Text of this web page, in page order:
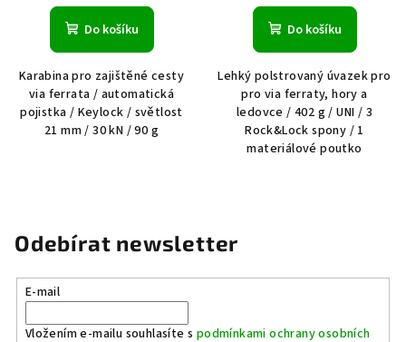
Do košíku
Karabina pro zajištěné cesty
via ferrata / automatická
pojistka / Keylock / světlost
21 mm / 30 kN / 90 g
Do košíku
Lehký polstrovaný úvazek pro
pro via ferraty, hory a
ledovce / 402 g / UNI / 3
Rock&Lock spony / 1
materiálové poutko
Odebírat newsletter
E-mail
Vložením e-mailu souhlasíte s podmínkami ochrany osobních